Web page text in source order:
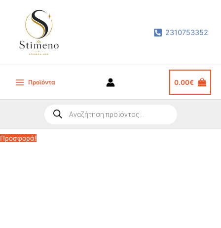
περιεχόμενο
2310753352
Main
Προϊόντα 0.00€
search
Προσφορά!